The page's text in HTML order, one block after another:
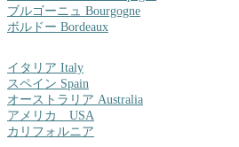
ブルゴーニュ Bourgogne
ボルドー Bordeaux
イタリア Italy
スペイン Spain
オーストラリア Australia
アメリカ USA
カリフォルニア